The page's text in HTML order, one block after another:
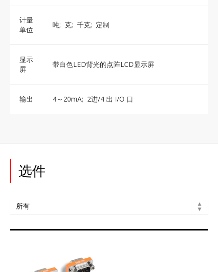
计量
单位
吨; 克; 千克; 定制
显示
屏
带白色LED背光的点阵LCD显示屏
输出 4～20mA; 2进/4 出 I/O 口
选件